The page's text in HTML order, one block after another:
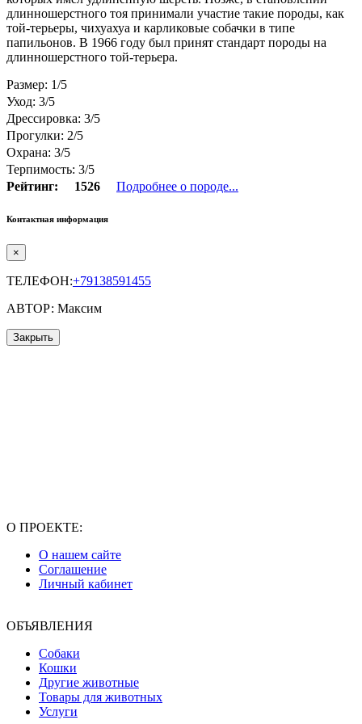
длинношерстного тоя принимали участие такие породы, как
той-терьеры, чихуахуа и карликовые собачки в типе
папильонов. В 1966 году был принят стандарт породы на
длинношерстного той-терьера.
Размер: 1/5
Уход: 3/5
Дрессировка: 3/5
Прогулки: 2/5
Охрана: 3/5
Терпимость: 3/5
Рейтинг:
1526 Подробнее о породе...
Контактная информация
×
ТЕЛЕФОН:+79138591455
АВТОР: Максим
Закрыть
О ПРОЕКТЕ:
О нашем сайте
Соглашение
Личный кабинет
ОБЪЯВЛЕНИЯ
Собаки
Кошки
Другие животные
Товары для животных
Услуги